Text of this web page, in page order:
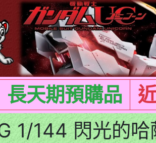
長天期預購品
1/144 閃光的